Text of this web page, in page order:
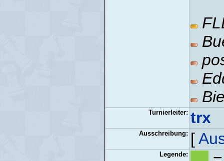
Turnierleiter: trx
Ausschreibung: [
Legende: